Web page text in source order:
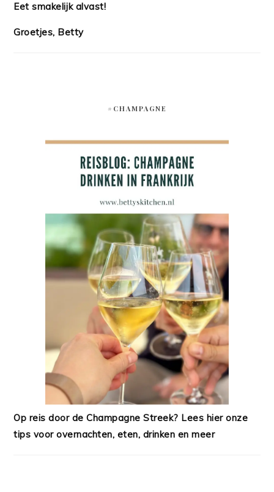
Eet smakelijk alvast!
Groetjes, Betty
#CHAMPAGNE
Op reis door de Champagne Streek? Lees hier onze
tips voor overnachten, eten, drinken en meer